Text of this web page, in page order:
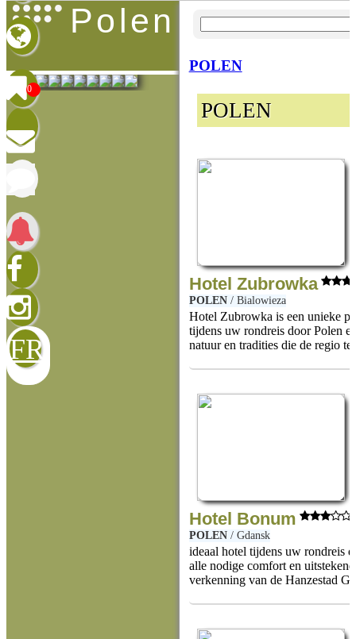
0
FR
polen
POLEN
POLEN
Hotel Zubrowka
POLEN/ Bialowieza
Hotel Zubrowka is een unieke
tijdens uw rondreis door Polen
natuur en tradities die de regio te
Hotel Bonum
POLEN/ Gdansk
ideaal hotel tijdens uw rondreis
alle nodige comfort en
verkenning van de Hanzestad